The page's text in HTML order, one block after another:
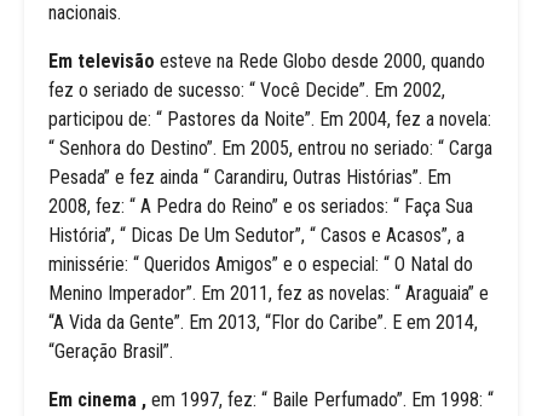
nacionais.
Em televisão esteve na Rede Globo desde 2000, quando
fez o seriado de sucesso: “ Você Decide”. Em 2002,
participou de: “ Pastores da Noite”. Em 2004, fez a novela:
“ Senhora do Destino”. Em 2005, entrou no seriado: “ Carga
Pesada” e fez ainda “ Carandiru, Outras Histórias”. Em
2008, fez: “ A Pedra do Reino” e os seriados: “ Faça Sua
História”, “ Dicas De Um Sedutor”, “ Casos e Acasos”, a
minissérie: “ Queridos Amigos” e o especial: “ O Natal do
Menino Imperador”. Em 2011, fez as novelas: “ Araguaia” e
“A Vida da Gente”. Em 2013, “Flor do Caribe”. E em 2014,
“Geração Brasil”.
Em cinema , em 1997, fez: “ Baile Perfumado”. Em 1998: “